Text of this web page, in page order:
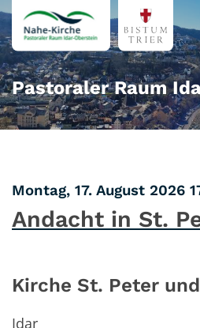
Zum Inhalt springen
Pastoraler Raum
Montag, 17. August 2026
Andacht in St.
Kirche St. Peter
Idar